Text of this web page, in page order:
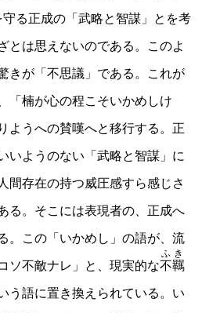
守る正成の「武略と智謀」とを考
とは思えないのである。このよ
きが「不思議」である。これが
「楠が心の程こそいかめしけ
ようへの賛嘆へと移行する。正
いようのない「武略と智謀」に
間存在の持つ威圧感すら感じさ
る。そこには表現者の、正成へ
。この「いかめし」の語が、流
ソ不敵ナレ」と、現実的な不羈
ふき
う語に置き換えられている。い